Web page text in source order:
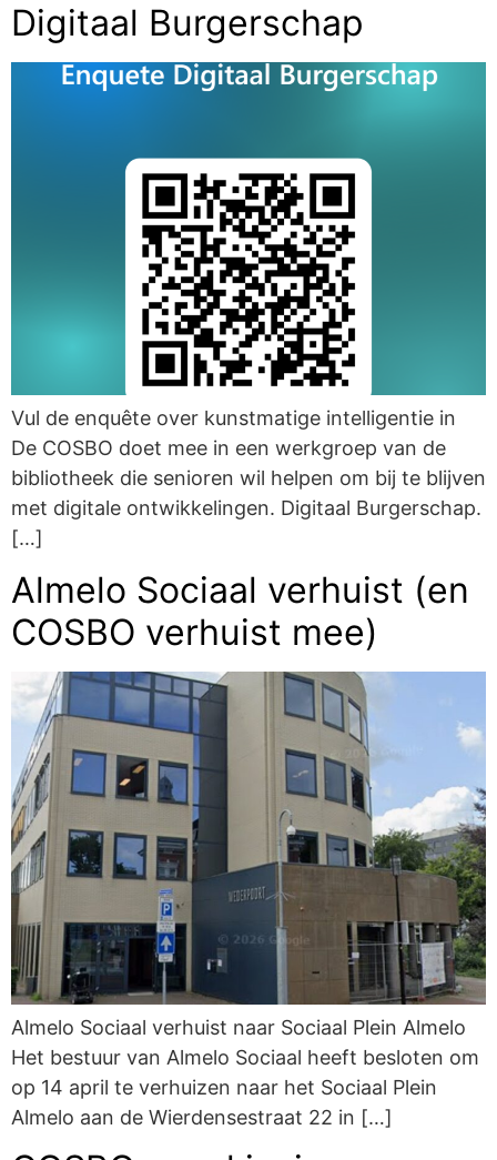
Digitaal Burgerschap
Vul de enquête over kunstmatige intelligentie in
De COSBO doet mee in een werkgroep van de
bibliotheek die senioren wil helpen om bij te blijven
met digitale ontwikkelingen. Digitaal Burgerschap.
[…]
Almelo Sociaal verhuist (en
COSBO verhuist mee)
Almelo Sociaal verhuist naar Sociaal Plein Almelo
Het bestuur van Almelo Sociaal heeft besloten om
op 14 april te verhuizen naar het Sociaal Plein
Almelo aan de Wierdensestraat 22 in […]